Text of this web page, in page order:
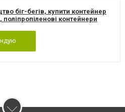
біг-бегів, купити контейнер
поліпропіленові контейнери